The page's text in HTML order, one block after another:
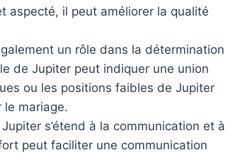
aspecté, il peut améliorer la qualité
un rôle dans la détermination
de Jupiter peut indiquer une union
ou les positions faibles de Jupiter
le mariage.
Jupiter s’étend à la communication et à
peut faciliter une communication